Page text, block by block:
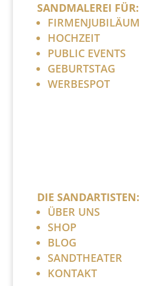
SANDMALEREI FÜR:
FIRMENJUBILÄUM
HOCHZEIT
PUBLIC EVENTS
GEBURTSTAG
WERBESPOT
DIE SANDARTISTEN:
ÜBER UNS
SHOP
BLOG
SANDTHEATER
KONTAKT